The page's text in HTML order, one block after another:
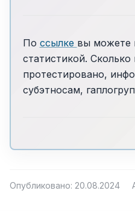
По ссылке вы можете
статистикой. Сколько
протестировано,
субэтносам,
Опубликовано: 20.08.2024